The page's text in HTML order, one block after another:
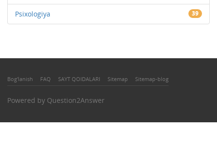
Psixologiya 39
Bog'lanish FAQ SAYT QOIDALARI Sitemap Sitemap-blog
Powered by Question2Answer